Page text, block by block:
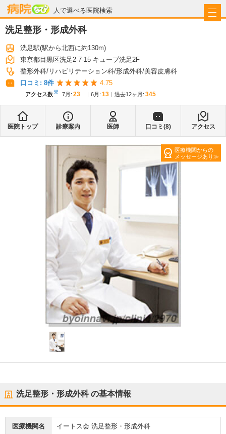
人で選べる医院検索
病院なび
洗足整形・形成外科
洗足駅(駅から北西に約130m)
東京都目黒区洗足2-7-15 キューブ洗足2F
整形外科 リハビリテーション科 形成外科 美容皮膚科
口コミ: 8件 4.75
アクセス数※ 7月 : 23 6月 : 13 過去12ヶ月: 345
医院トップ 診療案内 医師 口コミ(8) アクセス
医療機関からの
メッセージあり
洗足整形・形成外科の基本情報
医療機関名 イートス会 洗足整形・形成外科